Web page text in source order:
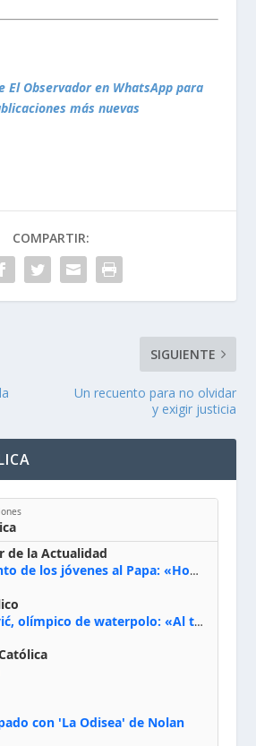
El Observador en WhatsApp para
más nuevas
COMPARTIR:
SIGUIENTE
Un recuento para no olvidar
y exigir justicia
de la Actualidad
El agradecimiento de los jóvenes al Papa: «Hoy nos sentimos Iglesia»
Goran Tomašević, olímpico de waterpolo: «Al terminar el Camino de Santiago entregué mi vida a Cristo; hablé con Dios y le dije: ‘Estoy listo; estoy a tu servicio. Puedo llevar lo que sea necesario para ti’»
con 'La Odisea' de Nolan